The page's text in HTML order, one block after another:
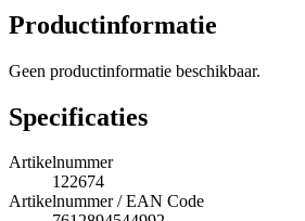
Productinformatie
Geen productinformatie beschikbaar.
Specificaties
Artikelnummer
122674
Artikelnummer / EAN Code